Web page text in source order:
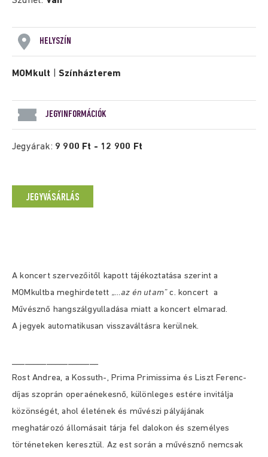
HELYSZÍN
MOMkult |Színházterem
JEGYINFORMÁCIÓK
Jegyárak: 9 900 Ft - 12 900 Ft
JEGYVÁSÁRLÁS
A koncert szervezőitől kapott tájékoztatása szerint a
MOMkultba meghirdetett „…az én utam”c. koncert a
Művésznő hangszálgyulladása miatt a koncert elmarad.
A jegyek automatikusan visszaváltásra kerülnek.
Rost Andrea, a Kossuth-, Prima Primissima és Liszt Ferenc-
díjas szoprán operaénekesnő, különleges estére invitálja
közönségét, ahol életének és művészi pályájának
meghatározó állomásait tárja fel dalokon és személyes
történeteken keresztül. Az est során a művésznő nemcsak